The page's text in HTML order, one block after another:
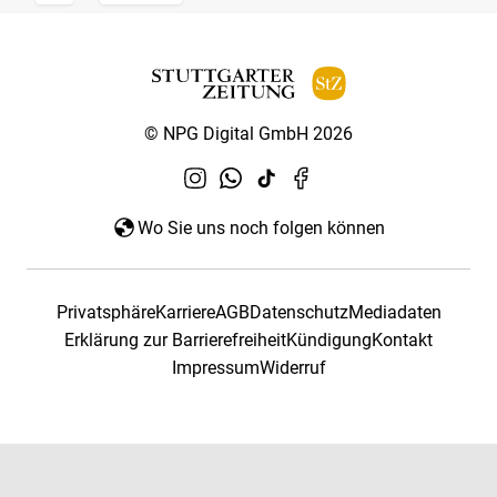
© NPG Digital GmbH 2026
Wo Sie uns noch folgen können
PrivatsphäreKarriereAGBDatenschutzMediadaten
Erklärung zur BarrierefreiheitKündigungKontakt
ImpressumWiderruf